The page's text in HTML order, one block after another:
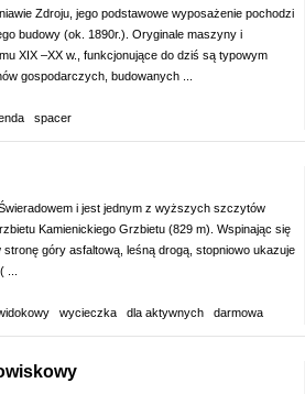
Zdroju, jego podstawowe wyposażenie pochodzi
budowy (ok. 1890r.). Oryginale maszyny i
XIX –XX w., funkcjonujące do dziś są typowym
gospodarczych, budowanych ...
spacer
i jest jednym z wyższych szczytów
Kamienickiego Grzbietu (829 m). Wspinając się
stronę góry asfaltową, leśną drogą, stopniowo ukazuje
wycieczka dla aktywnych darmowa